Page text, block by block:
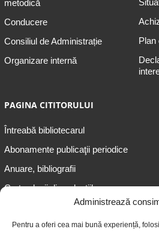
Administrează
Pentru a oferi cea mai bună experiență,
metodică
Conducere
Consiliul de Administrație
Organizare internă
Plan
PAGINA CITITORULUI
Întreabă bibliotecarul
Abonamente publicaţii periodice
Anuare, bibliografii
Cartea lunii din colecțiile